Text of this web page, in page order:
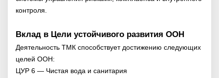
контроля.
Вклад в Цели устойчивого развития ООН
Деятельность ТМК способствует достижению следующих
целей ООН:
ЦУР 6 — Чистая вода и санитария